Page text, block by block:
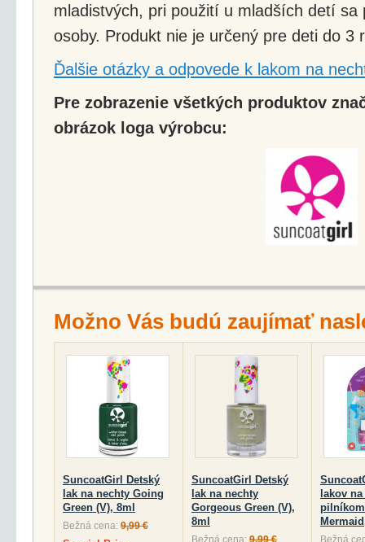
mladistvých, pri použití u mladších detí sa
osoby. Produkt nie je určený pre deti do 3
Ďalšie otázky a odpovede k lakom na
Pre zobrazenie všetkých produktov
obrázok loga výrobcu:
Možno Vás budú zaujímať
SuncoatGirl Detský
lak na nechty Going
Green (V), 8ml
Bežná cena: 9,99 €
SuncoatGirl Detský
lak na nechty
Gorgeous Green (V),
8ml
Bežná cena: 9,99 €
lakov
Bežná